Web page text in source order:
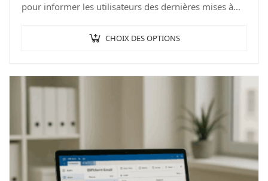
pour informer les utilisateurs des dernières mises à
CHOIX DES OPTIONS